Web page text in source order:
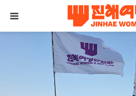
메뉴 건너뛰기